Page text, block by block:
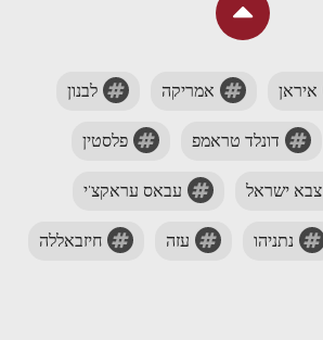
איראן אמריקה לבנון
דונלד טראמפ פלסטין
צבא ישראל עבאס עראקצ'י
נתניהו עזה חיזבאללה